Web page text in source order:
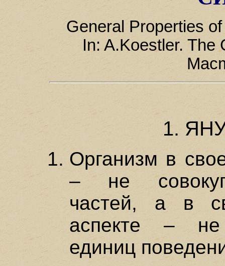
General Properties
In: A.Koestler. The
1.
Организм в
– не
частей, а в
аспекте – не
единиц